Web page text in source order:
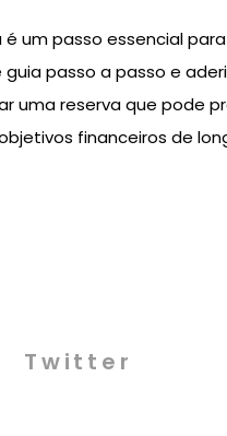
um passo essencial
passo a passo e
uma reserva que pode
financeiros de
Twitter